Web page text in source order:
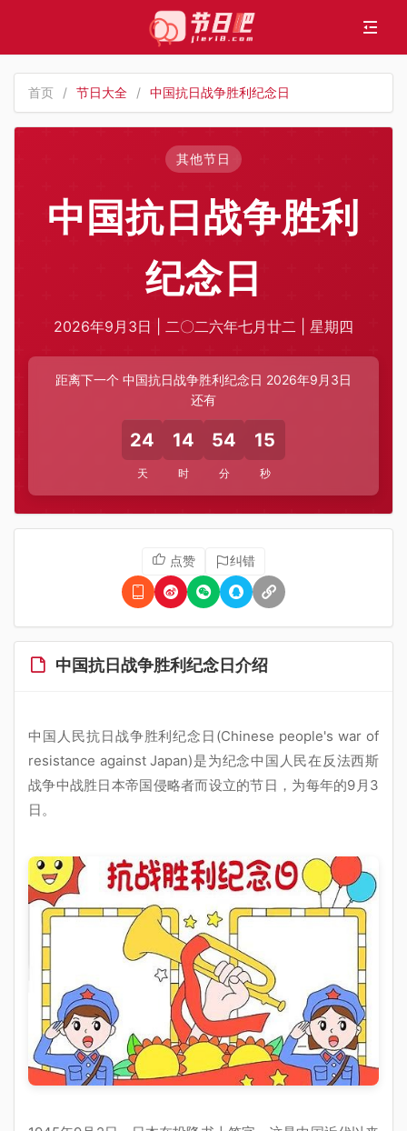
首页 / 节日大全 / 中国抗日战争胜利纪念日
其他节日
中国抗日战争胜利
纪念日
2026年9月3日 | 二〇二六年七月廿二 | 星期四
距离下一个 中国抗日战争胜利纪念日 2026年9月3日
还有
24
天
14
时
54
分
15
秒
点赞 纠错
中国抗日战争胜利纪念日介绍
中国人民抗日战争胜利纪念日(Chinese people's war of
resistance against Japan)是为纪念中国人民在反法西斯
战争中战胜日本帝国侵略者而设立的节日，为每年的9月3
日。